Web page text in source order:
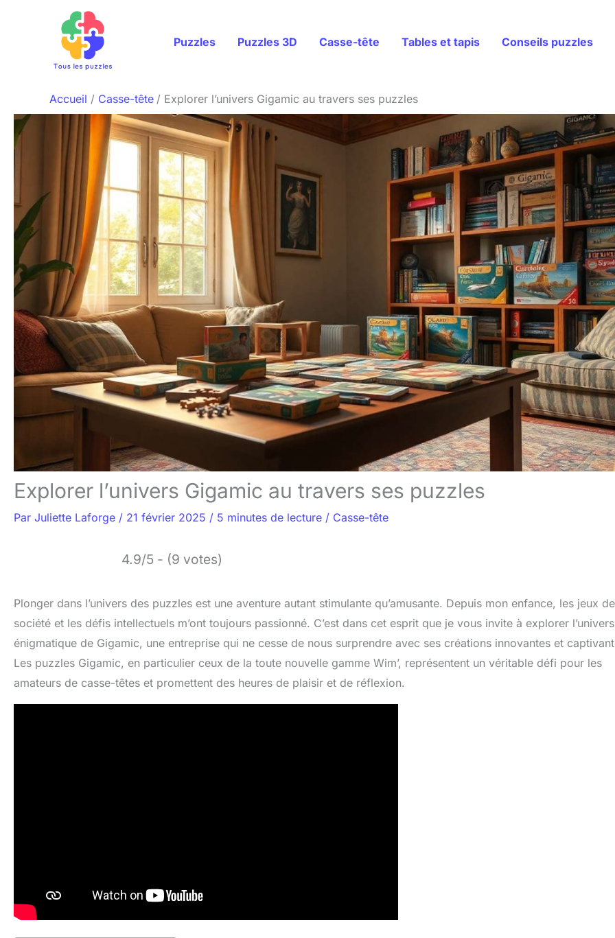
Puzzles Puzzles 3D Casse-tête Tables et tapis Conseils puzzles
Accueil Casse-tête Explorer l’univers Gigamic au travers ses puzzles
Explorer l’univers Gigamic au travers ses puzzles
Par Juliette Laforge / 21 février 2025 / 5 minutes de lecture / Casse-tête
4.9/5 - (9 votes)
Plonger dans l’univers des puzzles est une aventure autant stimulante qu’amusante. Depuis mon enfance, les jeux de
société et les défis intellectuels m’ont toujours passionné. C’est dans cet esprit que je vous invite à explorer l’univers
énigmatique de Gigamic, une entreprise qui ne cesse de nous surprendre avec ses créations innovantes et
Les puzzles Gigamic, en particulier ceux de la toute nouvelle gamme Wim’, représentent un véritable défi pour les
amateurs de casse-têtes et promettent des heures de plaisir et de réflexion.